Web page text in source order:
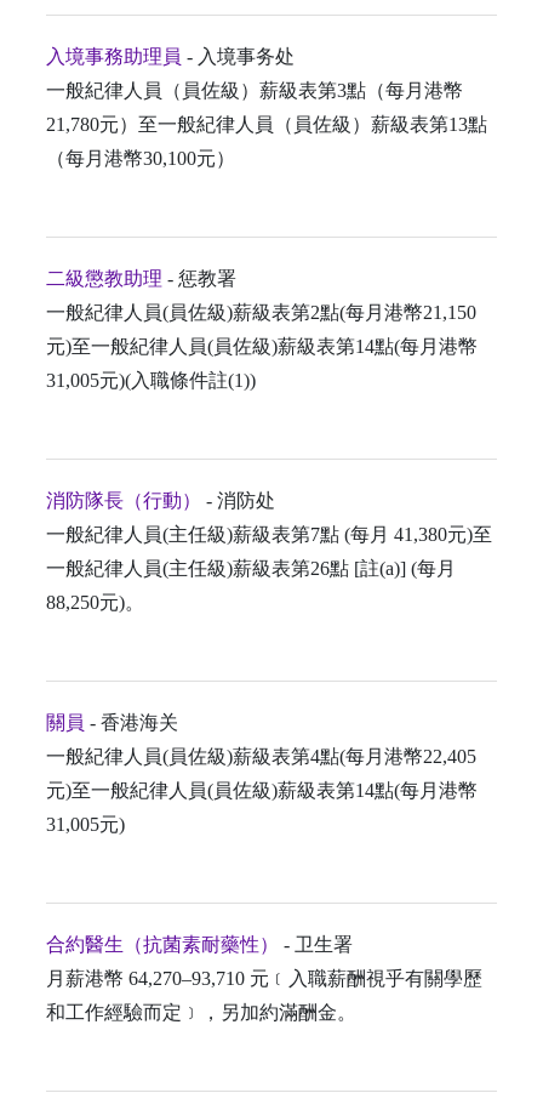
入境事務助理員 - 入境事务处
一般紀律人員（員佐級）薪級表第3點（每月港幣
21,780元）至一般紀律人員（員佐級）薪級表第13點
（每月港幣30,100元）
二級懲教助理 - 惩教署
一般紀律人員(員佐級)薪級表第2點(每月港幣21,150
元)至一般紀律人員(員佐級)薪級表第14點(每月港幣
31,005元)(入職條件註(1))
消防隊長（行動）
- 消防处
一般紀律人員(主任級)薪級表第7點 (每月 41,380元)至
一般紀律人員(主任級)薪級表第26點 [註(a)] (每月
88,250元)。
關員 - 香港海关
一般紀律人員(員佐級)薪級表第4點(每月港幣22,405
元)至一般紀律人員(員佐級)薪級表第14點(每月港幣
31,005元)
合約醫生（抗菌素耐藥性）
- 卫生署
月薪港幣 64,270–93,710 元﹝入職薪酬視乎有關學歷
和工作經驗而定﹞，另加約滿酬金。